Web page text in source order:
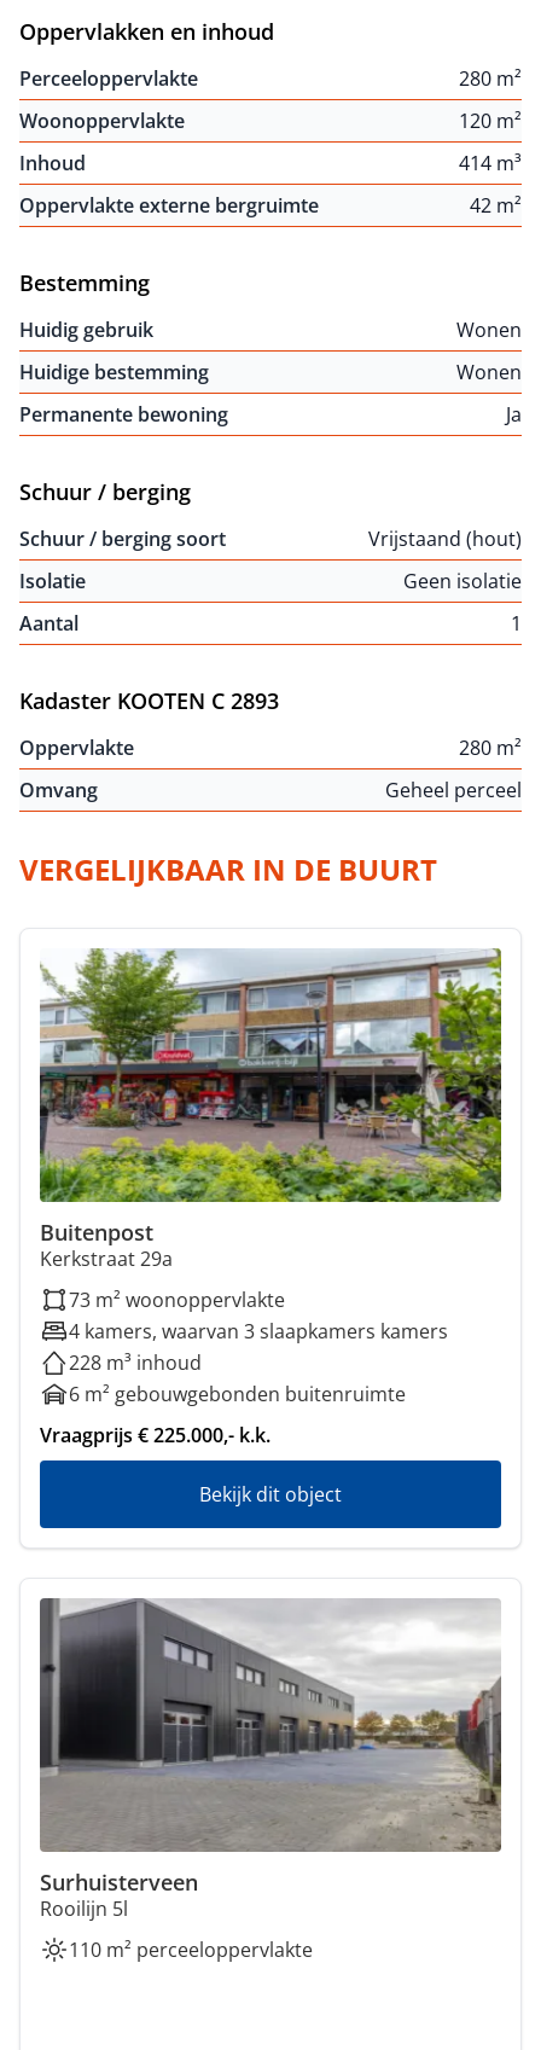
Oppervlakken en inhoud
Perceeloppervlakte
280 m²
Woonoppervlakte
120 m²
Inhoud
414 m³
Oppervlakte externe bergruimte
42 m²
Bestemming
Huidig gebruik
Wonen
Huidige bestemming
Wonen
Permanente bewoning
Ja
Schuur / berging
Schuur / berging soort
Vrijstaand (hout)
Isolatie
Geen isolatie
Aantal
1
Kadaster KOOTEN C 2893
Oppervlakte
280 m²
Omvang
Geheel perceel
VERGELIJKBAAR IN DE BUURT
Buitenpost
Kerkstraat 29a
73 m² woonoppervlakte
4 kamers, waarvan 3 slaapkamers kamers
228 m³ inhoud
6 m² gebouwgebonden buitenruimte
Vraagprijs € 225.000,- k.k.
Bekijk dit object
Surhuisterveen
Rooilijn 5l
110 m² perceeloppervlakte